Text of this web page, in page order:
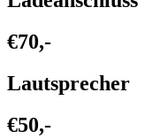
€70,-
Lautsprecher
€50,-